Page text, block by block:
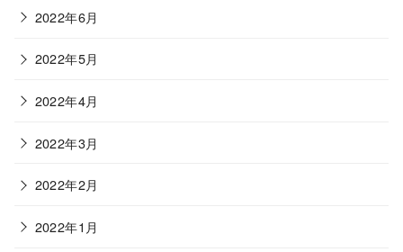
2022年6月
2022年5月
2022年4月
2022年3月
2022年2月
2022年1月